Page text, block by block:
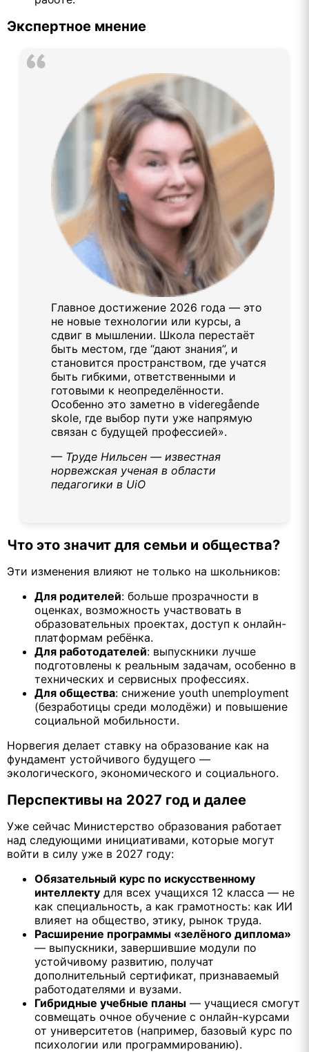
Экспертное мнение
Главное достижение 2026 года — это
не новые технологии или курсы, а
сдвиг в мышлении. Школа перестаёт
быть местом, где “дают знания”, и
становится пространством, где учатся
быть гибкими, ответственными и
готовыми к неопределённости.
Особенно это заметно в videregående
skole, где выбор пути уже напрямую
связан с будущей профессией».
— Труде Нильсен — известная
норвежская ученая в области
педагогики в UiO
Что это значит для семьи и общества?
Эти изменения влияют не только на школьников:
Для родителей: больше прозрачности в
оценках, возможность участвовать в
образовательных проектах, доступ к онлайн-
платформам ребёнка.
Для работодателей: выпускники лучше
подготовлены к реальным задачам, особенно в
технических и сервисных профессиях.
Для общества: снижение youth unemployment
(безработицы среди молодёжи) и повышение
социальной мобильности.
Норвегия делает ставку на образование как на
фундамент устойчивого будущего —
экологического, экономического и социального.
Перспективы на 2027 год и далее
Уже сейчас Министерство образования работает
над следующими инициативами, которые могут
войти в силу уже в 2027 году:
Обязательный курс по искусственному
интеллекту для всех учащихся 12 класса — не
как специальность, а как грамотность: как ИИ
влияет на общество, этику, рынок труда.
Расширение программы «зелёного диплома»
— выпускники, завершившие модули по
устойчивому развитию, получат
дополнительный сертификат, признаваемый
работодателями и вузами.
Гибридные учебные планы — учащиеся смогут
совмещать очное обучение с онлайн-курсами
от университетов (например, базовый курс по
психологии или программированию).